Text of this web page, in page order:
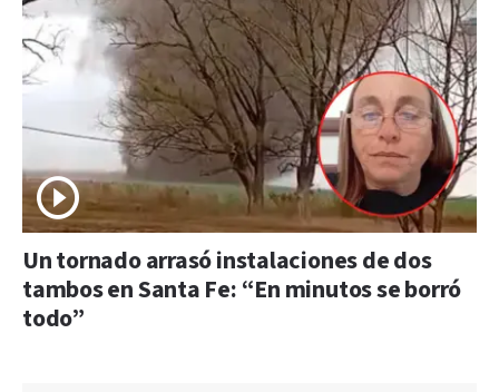
Un tornado arrasó instalaciones de dos
tambos en Santa Fe: “En minutos se borró
todo”